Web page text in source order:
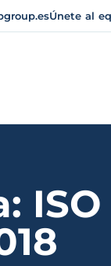
Únete al
ISO